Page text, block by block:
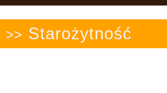
>> Starożytność